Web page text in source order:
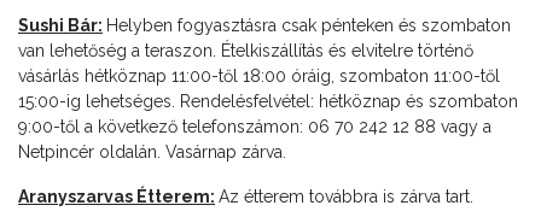
Sushi Bár: Helyben fogyasztásra csak pénteken és szombaton
van lehetőség a teraszon. Ételkiszállítás és elvitelre történő
vásárlás hétköznap 11:00-től 18:00 óráig, szombaton 11:00-től
15:00-ig lehetséges. Rendelésfelvétel: hétköznap és szombaton
9:00-től a következő telefonszámon: 06 70 242 12 88 vagy a
Netpincér oldalán. Vasárnap zárva.
Aranyszarvas Étterem: Az étterem továbbra is zárva tart.